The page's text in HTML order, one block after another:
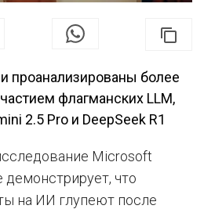
проанализированы более
флагманских LLM,
2.5 Pro и DeepSeek R1
Microsoft
демонстрирует, что
на ИИ глупеют после